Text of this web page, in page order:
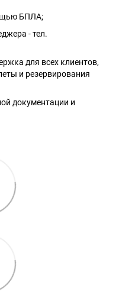
БПЛА;
- тел.
для всех клиентов,
и резервирования
документации и